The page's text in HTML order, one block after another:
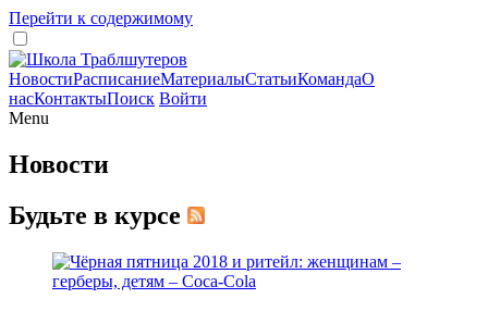
Перейти к содержимому
НовостиРасписаниеМатериалыСтатьиКомандаО
насКонтактыПоиск Войти
Menu
Новости
Будьте в курсе